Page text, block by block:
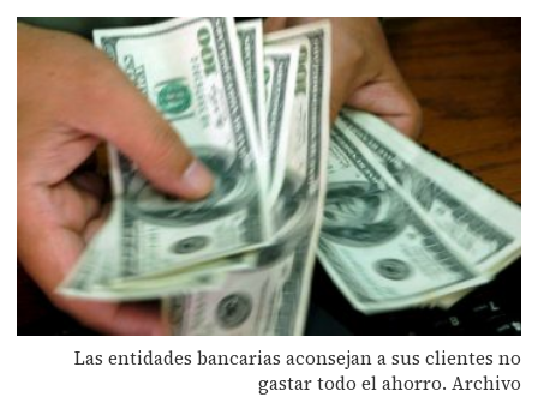
Las entidades bancarias aconsejan a sus clientes no
gastar todo el ahorro. Archivo